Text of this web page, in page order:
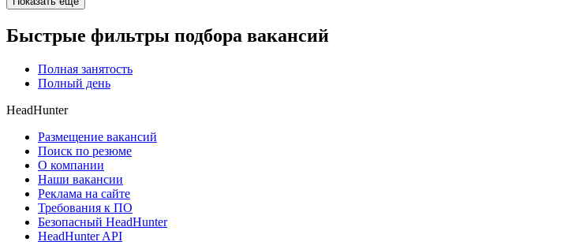
Быстрые фильтры подбора вакансий
Полная занятость
Полный день
HeadHunter
Размещение вакансий
Поиск по резюме
О компании
Наши вакансии
Реклама на сайте
Требования к ПО
Безопасный HeadHunter
HeadHunter API